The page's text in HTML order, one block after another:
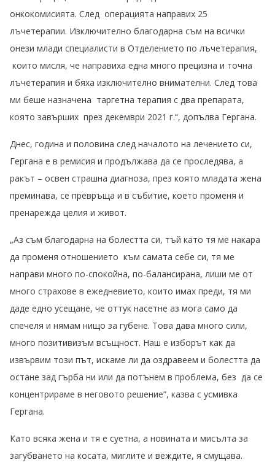
онкокомисията. След операцията направих 25
лъчетерапии. Изключително благодарна съм на всички
онези млади специалисти в Отделението по лъчетерапия,
които мисля, че направиха една много прецизна и точна
лъчетерапия и бяха изключително внимателни. След това
ми беше назначена таргетна терапия с два препарата,
която завърших през декември 2021 г.“, допълва Гергана.
Днес, година и половина след началото на лечението си,
Гергана е в ремисия и продължава да се проследява, а
ракът – освен страшна диагноза, през която младата жена
преминава, се превръща и в събитие, което променя и
пренарежда целия и живот.
„Аз съм благодарна на болестта си, тъй като тя ме накара
да променя отношението към самата себе си, тя ме
направи много по-спокойна, по-балансирана, лиши ме от
много страхове в ежедневието, които имах преди, тя ми
даде едно усещане, че оттук насетне аз мога само да
спечеля и нямам нищо за губене. Това дава много сили,
много позитивизъм всъщност. Наш е изборът как да
извървим този път, искаме ли да оздравеем и болестта да
остане зад гърба ни или да потънем в проблема, без да се
концентрираме в неговото решение“, казва с усмивка
Гергана.
Като всяка жена и тя е суетна, а новината и мисълта за
загубването на косата, миглите и веждите, я смущава.